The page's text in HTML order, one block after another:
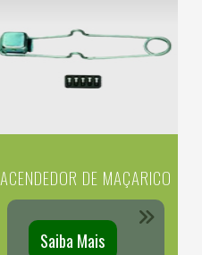
ACENDEDOR DE MAÇARICO
Saiba Mais